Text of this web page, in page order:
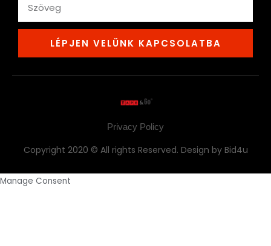
LÉPJEN VELÜNK KAPCSOLATBA
Privacy Policy
Copyright 2020 © All rights Reserved. Design by Bid4u
Manage Consent